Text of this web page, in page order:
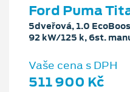
Ford Puma
5dveřová, 1.0
92 kW/125 k, 6st.
Vaše cena s DPH
511 900 Kč